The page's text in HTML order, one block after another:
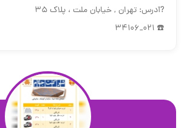
?آدرس: تهران , خیابان ملت ، پلاک ۳۵
☎️ 021_34106